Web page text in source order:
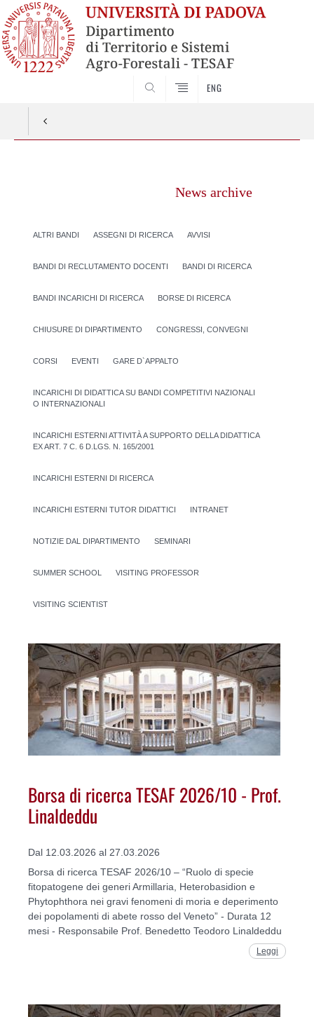
ENG
News archive
ALTRI BANDI ASSEGNI DI RICERCA AVVISI
BANDI DI RECLUTAMENTO DOCENTI BANDI DI RICERCA
BANDI INCARICHI DI RICERCA BORSE DI RICERCA
CHIUSURE DI DIPARTIMENTO CONGRESSI, CONVEGNI
CORSI EVENTI GARE D`APPALTO
INCARICHI DI DIDATTICA SU BANDI COMPETITIVI NAZIONALI
O INTERNAZIONALI
INCARICHI ESTERNI ATTIVITÀ A SUPPORTO DELLA DIDATTICA
EX ART. 7 C. 6 D.LGS. N. 165/2001
INCARICHI ESTERNI DI RICERCA
INCARICHI ESTERNI TUTOR DIDATTICI INTRANET
NOTIZIE DAL DIPARTIMENTO SEMINARI
SUMMER SCHOOL VISITING PROFESSOR
VISITING SCIENTIST
Borsa di ricerca TESAF 2026/10 - Prof.
Linaldeddu
Dal 12.03.2026 al 27.03.2026
Borsa di ricerca TESAF 2026/10 – “Ruolo di specie
fitopatogene dei generi Armillaria, Heterobasidion e
Phytophthora nei gravi fenomeni di moria e deperimento
dei popolamenti di abete rosso del Veneto” - Durata 12
mesi - Responsabile Prof. Benedetto Teodoro Linaldeddu
Leggi